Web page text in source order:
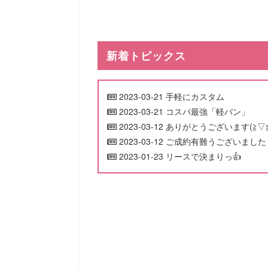
新着トピックス
2023-03-21 手軽にカスタム
2023-03-21 コスパ最強「軽バン」
2023-03-12 ありがとうございます
2023-03-12 ご成約有難うございました
2023-01-23 リースで決まりっ👍